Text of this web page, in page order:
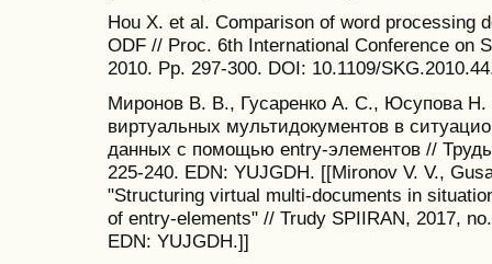
Hou X. et al. Comparison of word processing
ODF // Proc. 6th International Conference on
2010. Рp. 297-300. DOI: 10.1109/
Миронов В. В., Гусаренко А. С., Юсупова Н.
виртуальных мультидокументов в
данных с помощью entry-элементов //
225-240. EDN: YUJGDH. [[Mironov V. V.,
"Structuring virtual multi-documents in
of entry-elements" // Trudy SPIIRAN, 2017,
EDN: YUJGDH.]]